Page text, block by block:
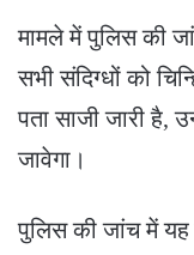
मामले में पुलिस की
सभी संदिग्धों को
पता साजी जारी है,
जावेगा।
पुलिस की जांच में यह